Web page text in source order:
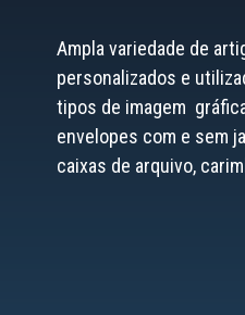
Ampla variedade de
personalizados e
tipos de imagem
envelopes com e sem
caixas de arquivo,